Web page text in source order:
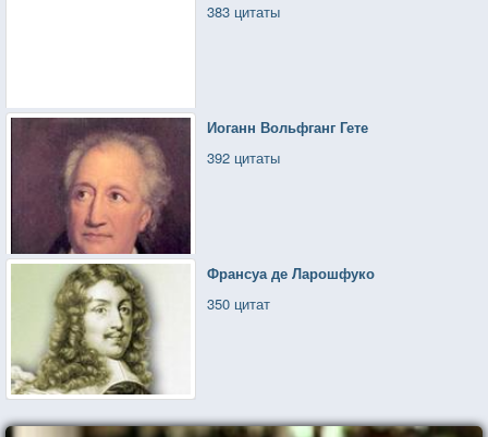
383 цитаты
Иоганн Вольфганг Гете
392 цитаты
Франсуа де Ларошфуко
350 цитат